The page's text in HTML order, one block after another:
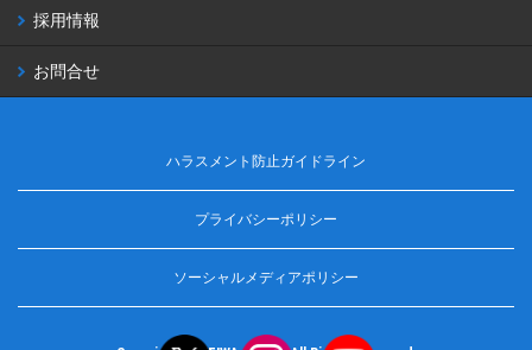
採用情報
お問合せ
ハラスメント防止ガイドライン
プライバシーポリシー
ソーシャルメディアポリシー